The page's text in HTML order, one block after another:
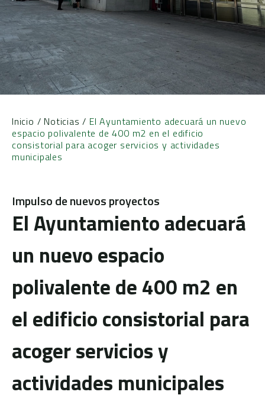
Inicio / Noticias / El Ayuntamiento adecuará un nuevo
espacio polivalente de 400 m2 en el edificio
consistorial para acoger servicios y actividades
municipales
Impulso de nuevos proyectos
El Ayuntamiento adecuará
un nuevo espacio
polivalente de 400 m2 en
el edificio consistorial para
acoger servicios y
actividades municipales